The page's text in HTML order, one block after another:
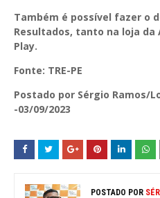
Também é possível fazer o
Resultados, tanto na loja da
Play.
Fonte: TRE-PE
Postado por Sérgio Ramos/
-03/09/2023
POSTADO POR